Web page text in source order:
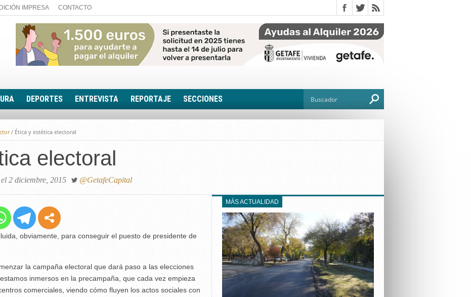
IMPRESA CONTACTO
DEPORTES ENTREVISTA REPORTAJE SECCIONES
FOTONOTICIA
RUTA DE LA MEMORIA
LA VOZ DE LA
EXPERIENCIA
IN MEMORIAM
MEMORIA RECUPERADA
UN MINUTO EN EL
VARIOS
/ Ética y estética electoral
electoral
el 2 diciembre, 2015 @GetafeCapital
obviamente, para conseguir el puesto de presidente de
la campaña electoral que dará paso a las elecciones
inmersos en la precampaña, que cada vez empieza
comerciales, viendo cómo fluyen los actos sociales con
MÁS ACTUALIDAD